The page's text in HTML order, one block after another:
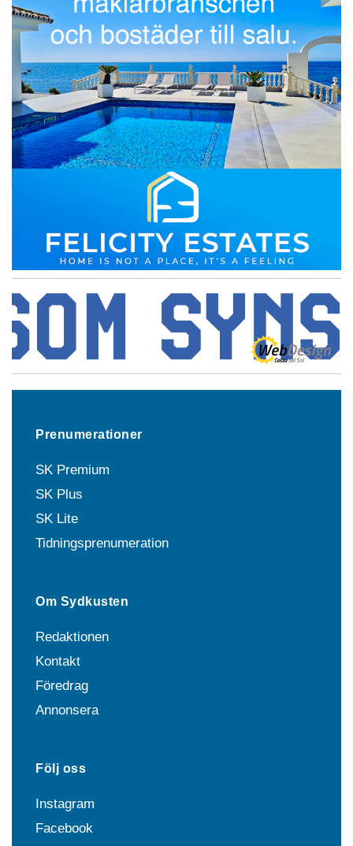
Prenumerationer
SK Premium
SK Plus
SK Lite
Tidningsprenumeration
Om Sydkusten
Redaktionen
Kontakt
Föredrag
Annonsera
Följ oss
Instagram
Facebook